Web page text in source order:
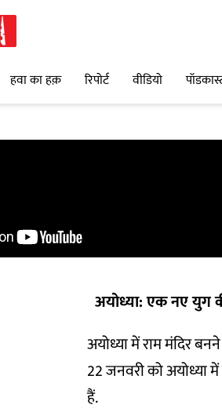
हवा का हक़ रिपोर्ट वीडियो
अयोध्या: एक नए
अयोध्या में राम मंदिर
22 जनवरी को अयोध्या में
हैं.